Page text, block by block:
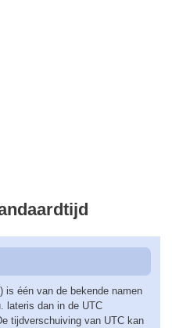
is één van de bekende namen
lateris dan in de UTC
tijdverschuiving van UTC kan